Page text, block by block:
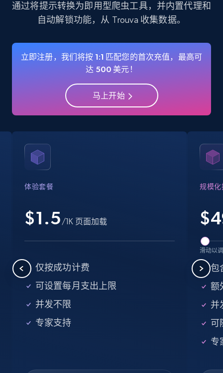
Instagram - Profiles - Collect profile
business account, Is professional account, Is
verified, and more.
3.4K+ 注册使用
Crunchbase companies information
Name, URL, ID, Cb rank, Region, About,
Searching data by keyword
Name, URL, ID, Cb rank, Region, About,
Industries, Operating status, and more.
通过将提示转换为即用型爬虫工具，并内置代理和
自动解锁功能，从 Trouva 收集数据。
立即注册，我们将按 1:1 匹配您的首次充值，最高可
达 500 美元！
马上开始
体验套餐
$1.5 /1K 页面加载
仅按成功计费
可设置每月支出上限
并发不限
专家支持
规模化
$
滑动以
包
额
并
可
专